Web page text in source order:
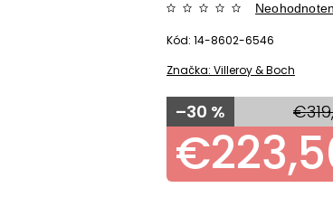
Značka:Villeroy & Boch
–30 %
Kód: 14-8602-6546